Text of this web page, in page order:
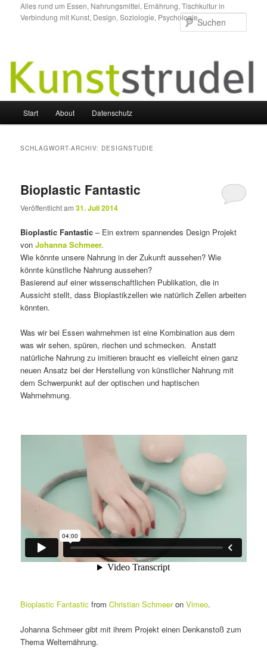
primären
sekundären
Alles rund um Essen, Nahrungsmittel, Ernährung, Tischkultur in
Verbindung mit Kunst, Design, Soziologie, Psychologie.
Start About Datenschutz
SCHLAGWORT-ARCHIV: DESIGNSTUDIE
Bioplastic Fantastic
Veröffentlicht am31. Juli 2014
Bioplastic Fantastic – Ein extrem spannendes Design Projekt
vonJohanna Schmeer.
Wie könnte unsere Nahrung in der Zukunft aussehen? Wie
könnte künstliche Nahrung aussehen?
Basierend auf einer wissenschaftlichen Publikation, die in
Aussicht stellt, dass Bioplastikzellen wie natürlich Zellen arbeiten
könnten.
Was wir bei Essen wahrnehmen ist eine Kombination aus dem
was wir sehen, spüren, riechen und schmecken. Anstatt
natürliche Nahrung zu imitieren braucht es vielleicht einen ganz
neuen Ansatz bei der Herstellung von künstlicher Nahrung mit
dem Schwerpunkt auf der optischen und haptischen
Wahrnehmung.
Bioplastic Fantastic fromChristian SchmeeronVimeo.
Johanna Schmeer gibt mit ihrem Projekt einen Denkanstoß zum
Thema Welternährung.